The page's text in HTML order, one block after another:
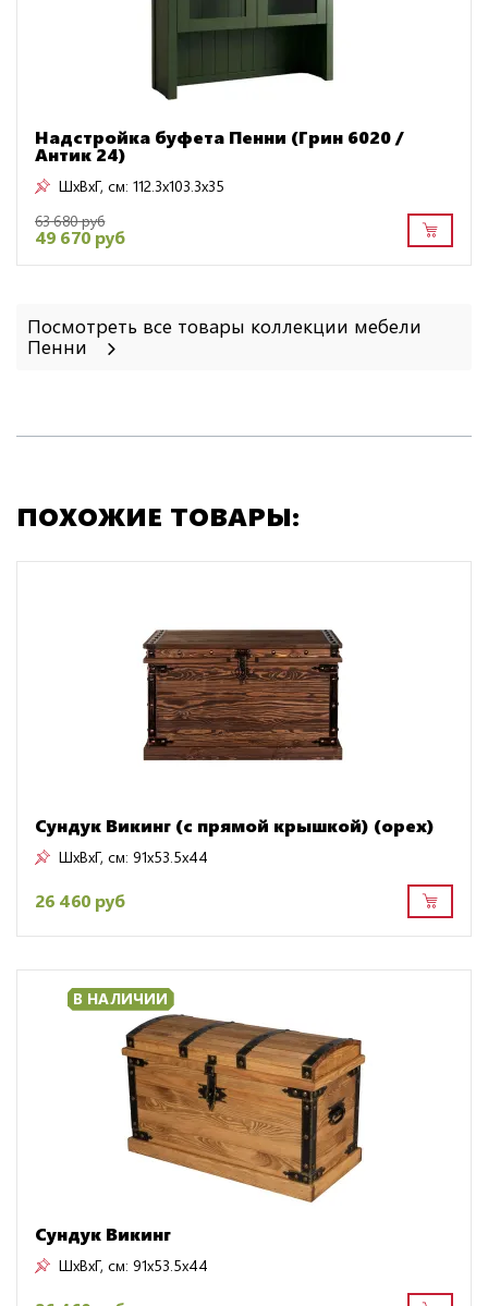
Надстройка буфета Пенни (Грин 6020 /
Антик 24)
ШxВxГ, см: 112.3x103.3x35
63 680 руб
49 670 руб
Посмотреть все товары коллекции мебели
Пенни
ПОХОЖИЕ ТОВАРЫ:
Сундук Викинг (с прямой крышкой) (орех)
ШxВxГ, см: 91x53.5x44
26 460 руб
В НАЛИЧИИ
Сундук Викинг
ШxВxГ, см: 91x53.5x44